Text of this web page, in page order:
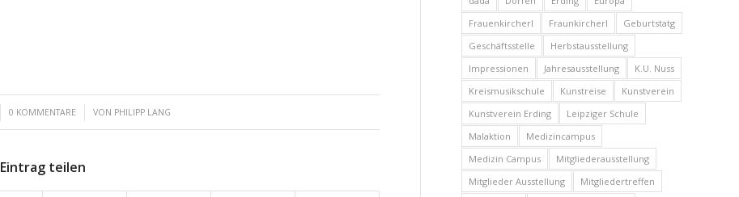
0 KOMMENTARE
/ VON PHILIPP LANG
Eintrag teilen
Frauenkircherl
Fraunkircherl
Geburtstatg
Geschäftsstelle
Herbstausstellung
Impressionen
Jahresausstellung
K.U. Nuss
Kreismusikschule
Kunstreise
Kunstverein
Kunstverein Erding
Leipziger Schule
Malaktion
Medizincampus
Medizin Campus
Mitgliederausstellung
Mitglieder Ausstellung
Mitgliedertreffen